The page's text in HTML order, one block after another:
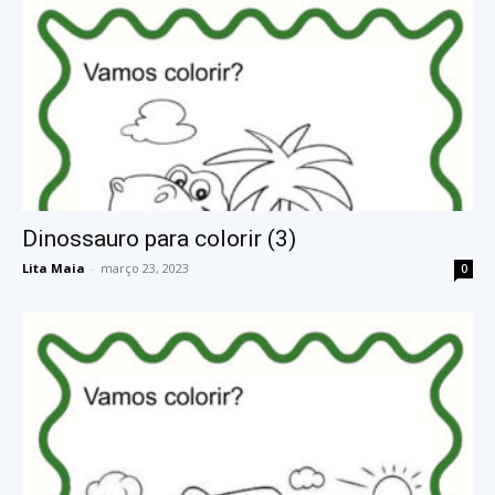
Dinossauro para colorir (3)
Lita Maia - março 23, 2023 0